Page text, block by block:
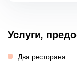
Услуги,
Два ресторана